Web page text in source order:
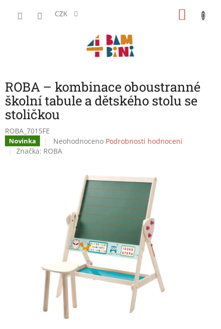
CZK
ROBA – kombinace oboustranné
školní tabule a dětského stolu se
stoličkou
ROBA_7015FE
Novinka
Průměrné
hodnocení
hvězdiček.
Neohodnoceno Podrobnosti hodnocení
Značka: ROBA